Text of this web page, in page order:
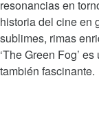
resonancias en
historia del cine en
sublimes, rimas
‘The Green Fog’
también fascinante.